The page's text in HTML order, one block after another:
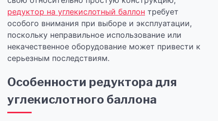
редуктор на углекислотный баллон требует
особого внимания при выборе и эксплуатации,
поскольку неправильное использование или
некачественное оборудование может привести к
серьезным последствиям.
Особенности редуктора для
углекислотного баллона